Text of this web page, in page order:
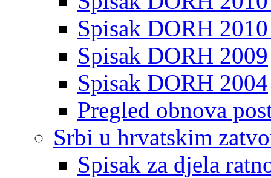
Spisak DORH
Spisak DORH 2009
Spisak DORH 2004
Pregled obnova
Srbi u hrvatskim
Spisak za djela